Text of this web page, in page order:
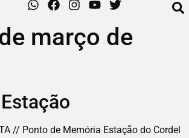
março de
// Ponto de Memória Estação do Cordel